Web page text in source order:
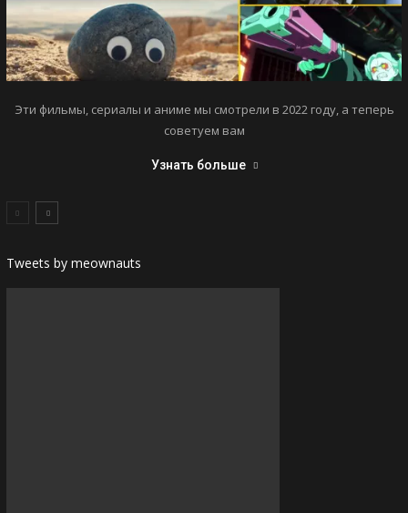
Эти фильмы, сериалы и аниме мы смотрели в 2022 году, а теперь
советуем вам
Узнать больше
Tweets by meownauts